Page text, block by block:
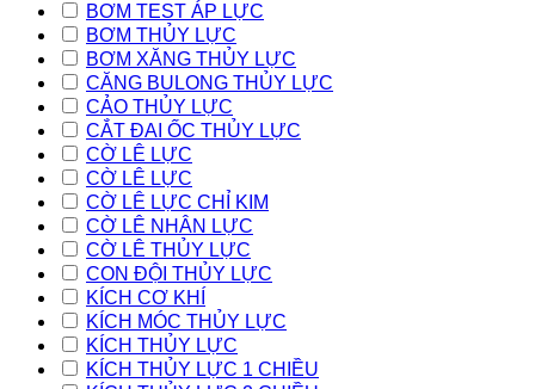
BƠM TEST ÁP LỰC
BƠM THỦY LỰC
BƠM XĂNG THỦY LỰC
CĂNG BULONG THỦY LỰC
CẢO THỦY LỰC
CẮT ĐAI ỐC THỦY LỰC
CỜ LÊ LỰC
CỜ LÊ LỰC
CỜ LÊ LỰC CHỈ KIM
CỜ LÊ NHÂN LỰC
CỜ LÊ THỦY LỰC
CON ĐỘI THỦY LỰC
KÍCH CƠ KHÍ
KÍCH MÓC THỦY LỰC
KÍCH THỦY LỰC
KÍCH THỦY LỰC 1 CHIỀU